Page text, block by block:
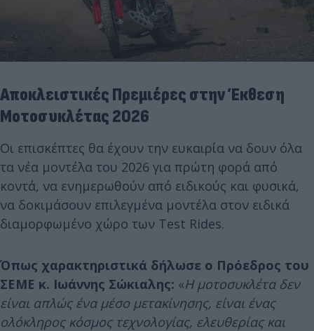
Αποκλειστικές Πρεμιέρες στην Έκθεση
Μοτοσυκλέτας 2026
Οι επισκέπτες θα έχουν την ευκαιρία να δουν όλα
τα νέα μοντέλα του 2026 για πρώτη φορά από
κοντά, να ενημερωθούν από ειδικούς και φυσικά,
να δοκιμάσουν επιλεγμένα μοντέλα στον ειδικά
διαμορφωμένο χώρο των Test Rides.
Όπως χαρακτηριστικά δήλωσε ο Πρόεδρος του
ΣΕΜΕ κ. Ιωάννης Σώκιαλης: «Η μοτοσυκλέτα δεν
είναι απλώς ένα μέσο μετακίνησης, είναι ένας
ολόκληρος κόσμος τεχνολογίας, ελευθερίας και